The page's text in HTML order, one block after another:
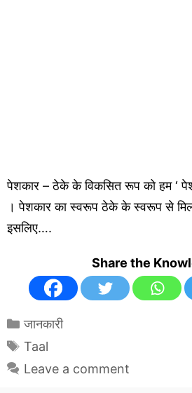
पेशकार – ठेके के विकसित रूप को हम ‘
। पेशकार का स्वरूप ठेके के स्वरूप से
इसलिए….
Share the
Categories
जानकारी
Tags
Taal
Leave a comment